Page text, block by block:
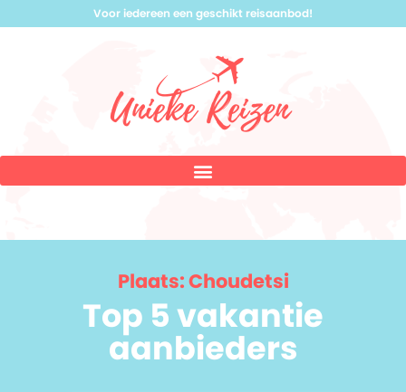
Voor iedereen een geschikt reisaanbod!
Plaats: Choudetsi
Top 5 vakantie
aanbieders